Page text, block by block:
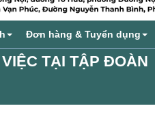
Đơn hàng & Tuyển dụng
TẠI TẬP ĐOÀN